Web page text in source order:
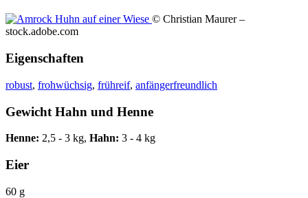
© Christian Maurer –
stock.adobe.com
Eigenschaften
robust, frohwüchsig, frühreif, anfängerfreundlich
Gewicht Hahn und Henne
Henne: 2,5 - 3 kg, Hahn: 3 - 4 kg
Eier
60 g